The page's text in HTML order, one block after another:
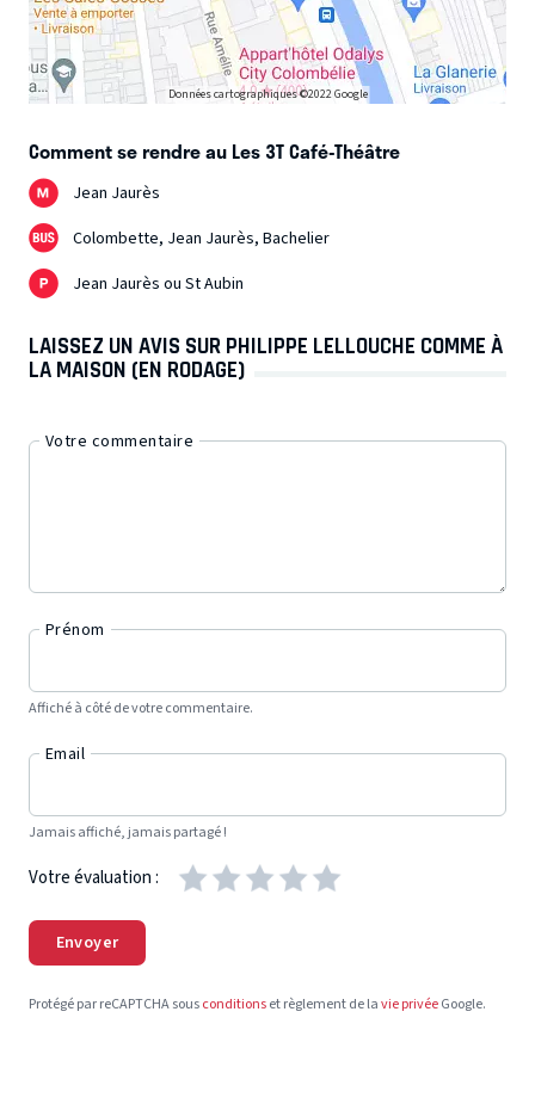
Données cartographiques ©2022 Google
Comment se rendre au Les 3T Café-Théâtre
Jean Jaurès
Colombette, Jean Jaurès, Bachelier
Jean Jaurès ou St Aubin
LAISSEZ UN AVIS SUR PHILIPPE LELLOUCHE COMME À
LA MAISON (EN RODAGE)
Votre commentaire
Prénom
Affiché à côté de votre commentaire.
Email
Jamais affiché, jamais partagé !
Votre évaluation :
Envoyer
Protégé par reCAPTCHA sousconditionset règlement de lavie privéeGoogle.